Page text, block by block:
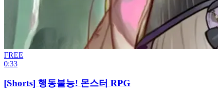
FREE
0:33
[Shorts] 행동불능! 몬스터 RPG